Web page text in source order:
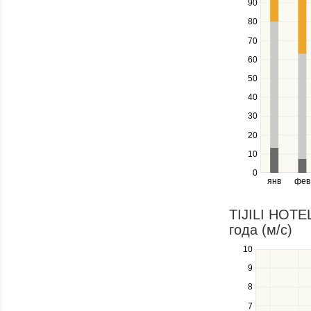
янв фев
0
10
20
30
40
50
60
70
80
90
and
down
to
navigate
series.
Use
the
and
right
navigate
through
items
in
series.
TIJILI
года (м/c)
7
8
9
10
Use
the
and
down